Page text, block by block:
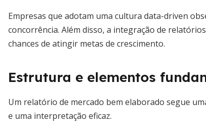
Empresas que adotam uma cultura data-driven
concorrência. Além disso, a integração de
chances de atingir metas de crescimento.
Estrutura e elementos
Um relatório de mercado bem elaborado segue
e uma interpretação eficaz.